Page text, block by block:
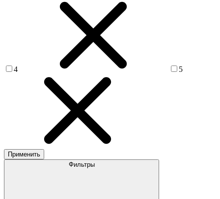
4 5
Применить
Фильтры